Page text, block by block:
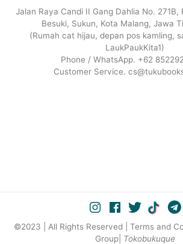
Jalan Raya Candi II Gang Dahlia No. 271B,
Besuki, Sukun, Kota Malang, Jawa
(Rumah cat hijau, depan pos kamling,
LaukPaukKita1)
Phone / WhatsApp. +62
Customer Service.
©2023 | All Rights Reserved | Terms and
Group| Tokobukuque